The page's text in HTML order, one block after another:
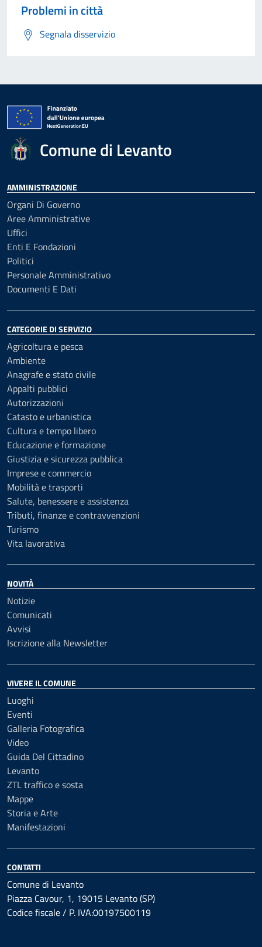
Problemi in città
Segnala disservizio
Comune di Levanto
AMMINISTRAZIONE
Organi Di Governo
Aree Amministrative
Uffici
Enti E Fondazioni
Politici
Personale Amministrativo
Documenti E Dati
CATEGORIE DI SERVIZIO
Agricoltura e pesca
Ambiente
Anagrafe e stato civile
Appalti pubblici
Autorizzazioni
Catasto e urbanistica
Cultura e tempo libero
Educazione e formazione
Giustizia e sicurezza pubblica
Imprese e commercio
Mobilità e trasporti
Salute, benessere e assistenza
Tributi, finanze e contravvenzioni
Turismo
Vita lavorativa
NOVITÀ
Notizie
Comunicati
Avvisi
Iscrizione alla Newsletter
VIVERE IL COMUNE
Luoghi
Eventi
Galleria Fotografica
Video
Guida Del Cittadino
Levanto
ZTL traffico e sosta
Mappe
Storia e Arte
Manifestazioni
CONTATTI
Comune di Levanto
Piazza Cavour, 1, 19015 Levanto (SP)
Codice fiscale / P. IVA:00197500119